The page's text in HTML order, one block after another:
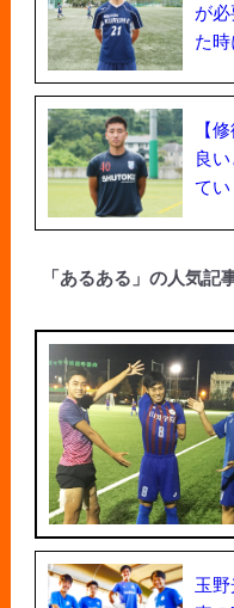
が
た
【
良
てい
「あるある」の人気記
玉